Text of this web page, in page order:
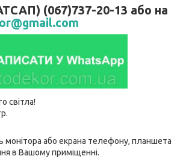
(067)737-20-13 або на
світла!
монітора або екрана телефону, планшета
в Вашому приміщенні.